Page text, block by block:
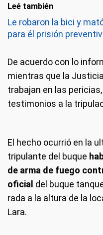
Leé también
Le robaron la bici y
para él prisión
De acuerdo con lo
mientras que la
trabajan en las
testimonios a la
El hecho ocurrió en la
tripulante del buque
de arma de fuego
oficial del buque
rada a la altura de la
Lara.